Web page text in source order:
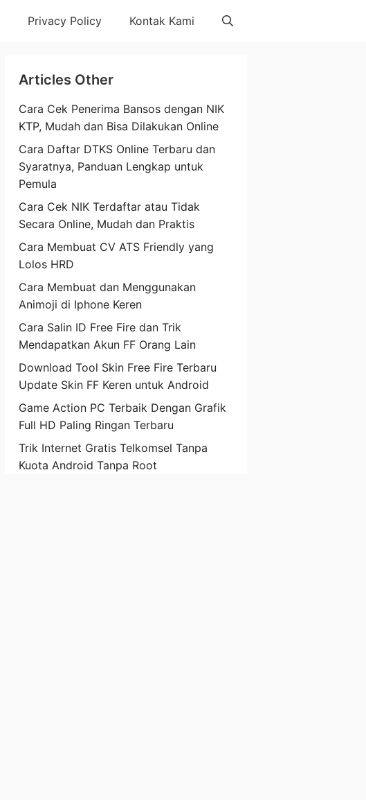
Privacy Policy Kontak Kami
Articles Other
Cara Cek Penerima Bansos dengan NIK
KTP, Mudah dan Bisa Dilakukan Online
Cara Daftar DTKS Online Terbaru dan
Syaratnya, Panduan Lengkap untuk
Pemula
Cara Cek NIK Terdaftar atau Tidak
Secara Online, Mudah dan Praktis
Cara Membuat CV ATS Friendly yang
Lolos HRD
Cara Membuat dan Menggunakan
Animoji di Iphone Keren
Cara Salin ID Free Fire dan Trik
Mendapatkan Akun FF Orang Lain
Download Tool Skin Free Fire Terbaru
Update Skin FF Keren untuk Android
Game Action PC Terbaik Dengan Grafik
Full HD Paling Ringan Terbaru
Trik Internet Gratis Telkomsel Tanpa
Kuota Android Tanpa Root